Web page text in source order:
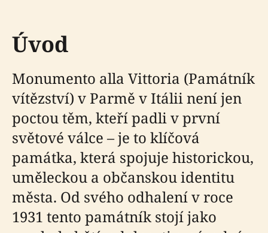
Úvod
Monumento alla Vittoria (Památník
vítězství) v Parmě v Itálii není jen
poctou těm, kteří padli v první
světové válce – je to klíčová
památka, která spojuje historickou,
uměleckou a občanskou identitu
města. Od svého odhalení v roce
1931 tento památník stojí jako